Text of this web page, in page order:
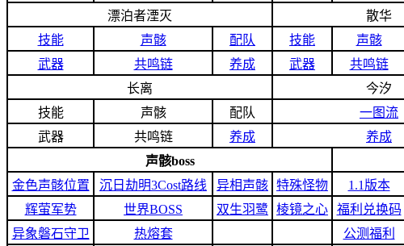
漂泊者湮灭
散华
技能
声骸 配队 技能 声骸
武器
共鸣链 养成 武器 共鸣链
长离
今汐
技能
声骸 配队
一图流
武器
共鸣链 养成
养成
声骸boss
金色声骸位置
沉日劫明3Cost路线 异相声骸 特殊怪物 1.1版本
辉萤军势
世界BOSS 双生羽鹭 棱镜之心 福利兑换码
异象磐石守卫
热熔套 公测福利